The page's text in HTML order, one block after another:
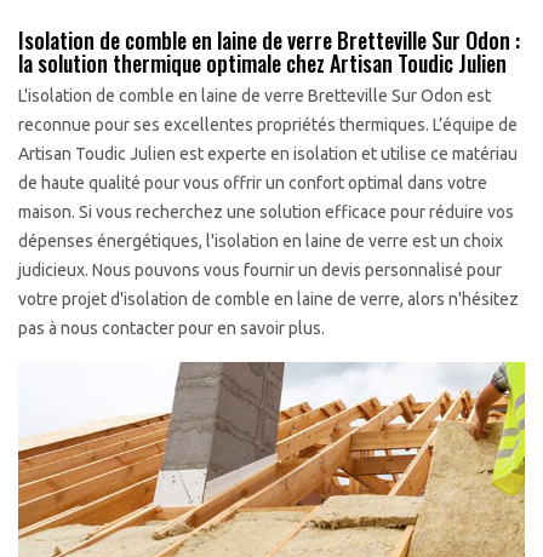
Isolation de comble en laine de verre Bretteville Sur Odon :
la solution thermique optimale chez Artisan Toudic Julien
L'isolation de comble en laine de verre Bretteville Sur Odon est
reconnue pour ses excellentes propriétés thermiques. L’équipe de
Artisan Toudic Julien est experte en isolation et utilise ce matériau
de haute qualité pour vous offrir un confort optimal dans votre
maison. Si vous recherchez une solution efficace pour réduire vos
dépenses énergétiques, l'isolation en laine de verre est un choix
judicieux. Nous pouvons vous fournir un devis personnalisé pour
votre projet d'isolation de comble en laine de verre, alors n'hésitez
pas à nous contacter pour en savoir plus.